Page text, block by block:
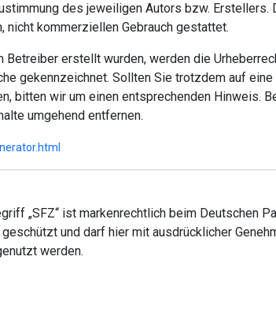
des jeweiligen Autors bzw. Erstellers.
nicht kommerziellen Gebrauch gestattet.
erstellt wurden, werden die
gekennzeichnet. Sollten Sie trotzdem auf eine
bitten wir um einen entsprechenden Hinweis.
umgehend entfernen.
„SFZ“ ist markenrechtlich beim Deutschen
und darf hier mit ausdrücklicher
werden.